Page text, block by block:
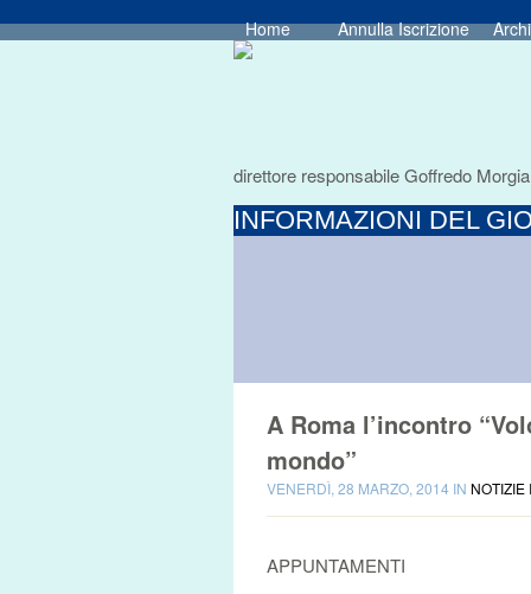
Home Annulla Iscrizione
direttore responsabile Goffredo Morgia
INFORMAZIONI DEL
A Roma l’incontro
mondo”
VENERDÌ, 28 MARZO, 2014 IN NOTIZIE
APPUNTAMENTI